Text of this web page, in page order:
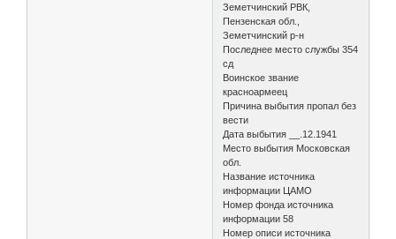
Земетчинский РВК,
Пензенская обл.,
Земетчинский р-н
Последнее место службы 354
сд
Воинское звание
красноармеец
Причина выбытия пропал без
вести
Дата выбытия __.12.1941
Место выбытия Московская
обл.
Название источника
информации ЦАМО
Номер фонда источника
информации 58
Номер описи источника